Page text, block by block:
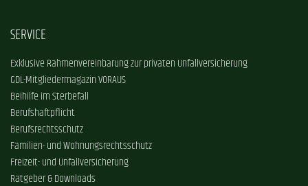
SERVICE
Exklusive Rahmenvereinbarung zur privaten Unfallversicherung
GDL-Mitgliedermagazin VORAUS
Beihilfe im Sterbefall
Berufshaftpflicht
Berufsrechtsschutz
Familien- und Wohnungsrechtsschutz
Freizeit- und Unfallversicherung
Ratgeber & Downloads